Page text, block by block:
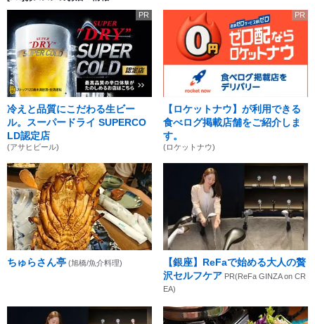
PR
冷えと品質にこだわる生ビー
ル。スーパードライ SUPERCO
LD認定店
(アサヒビール)
PR
【ロケットナウ】が利用できる
食べログ掲載店舗をご紹介しま
す。
(ロケットナウ)
ちゅらさん亭 (旭橋/魚介料理)
【銀座】ReFaで始める大人の贅
沢セルフケア PR(ReFa GINZA on CR
EA)